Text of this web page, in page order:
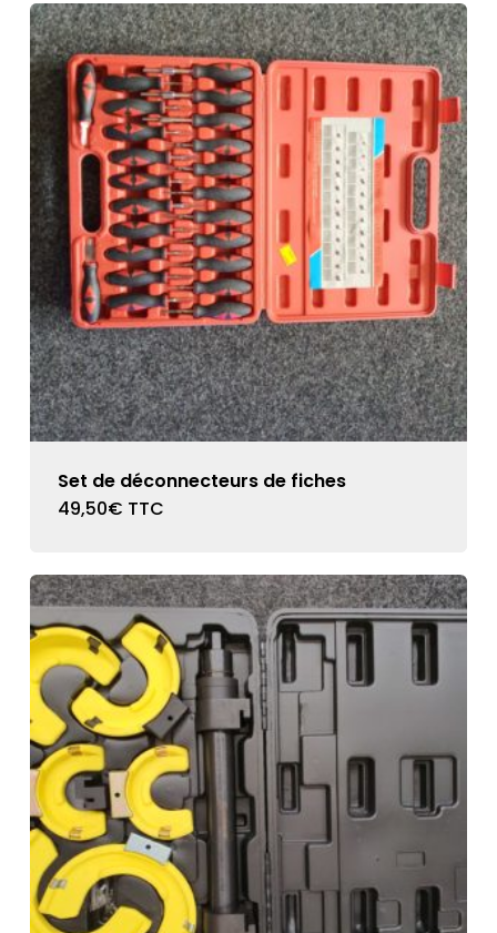
Set de déconnecteurs de fiches
49,50€ TTC